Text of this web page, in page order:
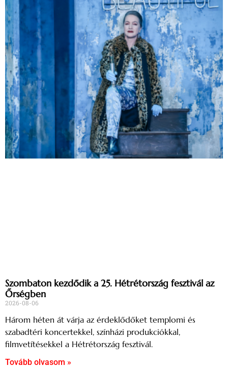
Szombaton kezdődik a 25. Hétrétország fesztivál az
Őrségben
2026-08-06
Három héten át várja az érdeklődőket templomi és
szabadtéri koncertekkel, színházi produkciókkal,
filmvetítésekkel a Hétrétország fesztivál.
Tovább olvasom »